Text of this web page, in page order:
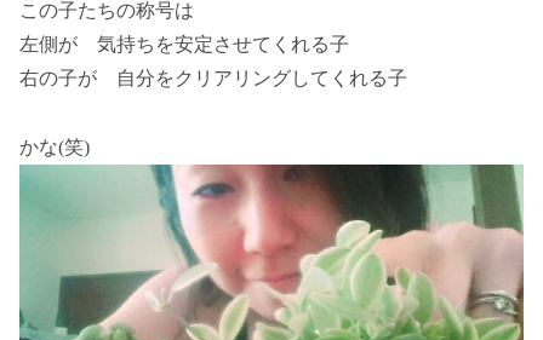
この子たちの称号は
左側が 気持ちを安定させてくれる子
右の子が 自分をクリアリングしてくれる子
かな(笑)